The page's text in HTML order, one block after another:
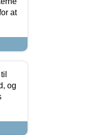
at
og